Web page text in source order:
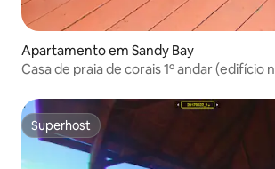
Apartamento em Sandy Bay
Casa de praia de corais 1º andar (edifício
Superhost
Superhost